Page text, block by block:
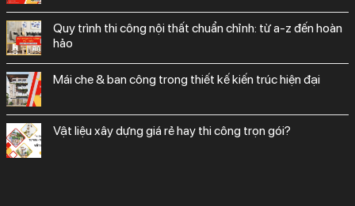
quy trình thi công nội thất chuẩn chỉnh: từ a-z đến hoàn
hảo
mái che & ban công trong thiết kế kiến trúc hiện đại
vật liệu xây dựng giá rẻ hay thi công trọn gói?